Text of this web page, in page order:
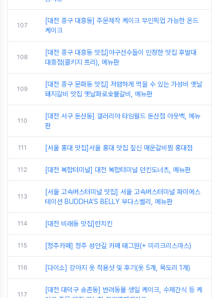
107
[대전 중구 대흥동] 주문제작 케이크 무인픽업 가능한 온드
케이크
108
[대전 중구 대흥동 맛집]야구선수들이 인정한 맛집 후발대
대흥점(콜키지 프리), 메뉴판
109
[대전 중구 문화동 맛집] 저렴하게 먹을 수 있는 가성비 옛날
돼지갈비 맛집 옛날화로숯불갈비, 메뉴판
110
[대전 서구 둔산동] 갤러리아 타임월드 둔산점 아웃백, 메뉴
판
111 [서울 홍대 맛집]서울 홍대 맛집 짚신 매운갈비찜 홍대점
112 [대전 복합터미널] 대전 복합터미널 던킨도너츠, 메뉴판
113
[서울 고속버스터미널 맛집] 서울 고속버스터미널 파미에스
테이션 BUDDHA'S BELLY 부다스벨리, 메뉴판
114 [대전 비래동 맛집]런치킨
115 [청주카페] 청주 성안길 카페 태그원(+ 미리크리스마스)
116 [다이소] 강아지 옷 착용샷 및 후기(옷 5개, 목도리 1개)
117
[대전 대덕구 송촌동] 반려동물 생일 케이크, 수제간식 등 케